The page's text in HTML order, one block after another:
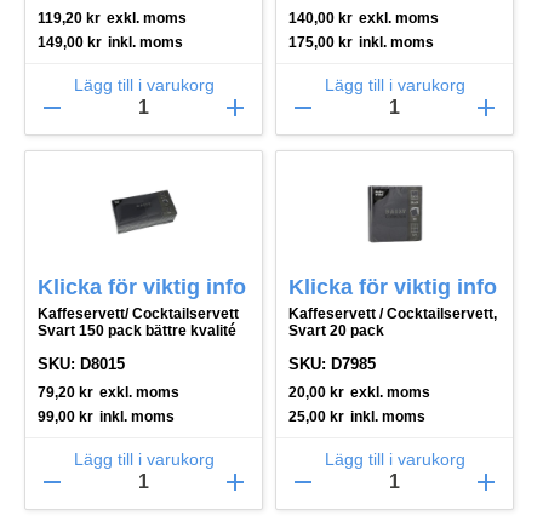
119,20 kr exkl. moms
149,00 kr inkl. moms
Lägg till i varukorg
remove add
140,00 kr exkl. moms
175,00 kr inkl. moms
Lägg till i varukorg
remove add
Klicka för viktig info
Kaffeservett/ Cocktailservett
Svart 150 pack bättre kvalité
SKU: D8015
79,20 kr exkl. moms
99,00 kr inkl. moms
Lägg till i varukorg
remove add
Klicka för viktig info
Kaffeservett / Cocktailservett,
Svart 20 pack
SKU: D7985
20,00 kr exkl. moms
25,00 kr inkl. moms
Lägg till i varukorg
remove add